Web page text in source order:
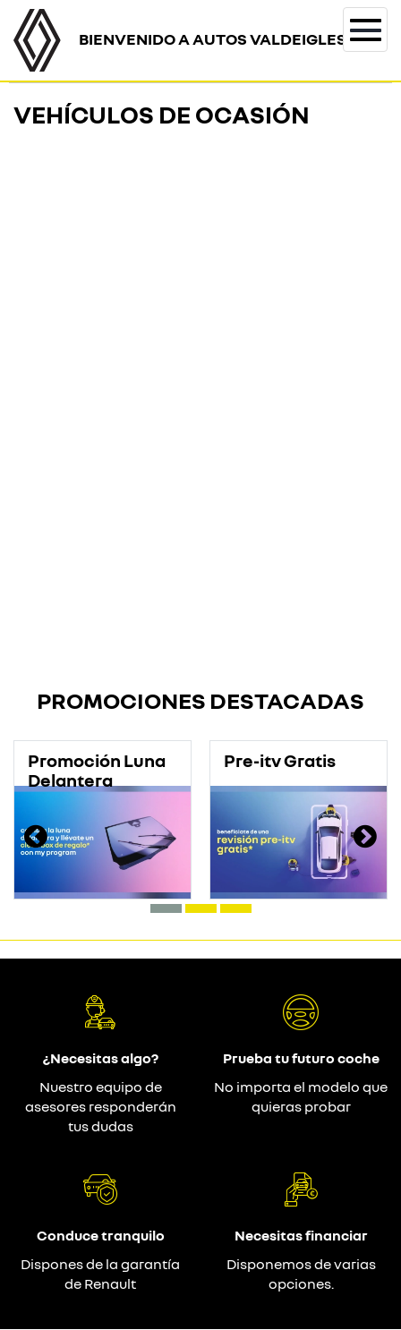
BIENVENIDO A AUTOS VALDEIGLESIAS
VEHÍCULOS DE OCASIÓN
PROMOCIONES DESTACADAS
Promoción Luna
Delantera
Pre-itv Gratis
¿Necesitas algo?
Nuestro equipo de
asesores responderán
tus dudas
Prueba tu futuro coche
No importa el modelo que
quieras probar
Conduce tranquilo
Dispones de la garantía
de Renault
Necesitas financiar
Disponemos de varias
opciones.